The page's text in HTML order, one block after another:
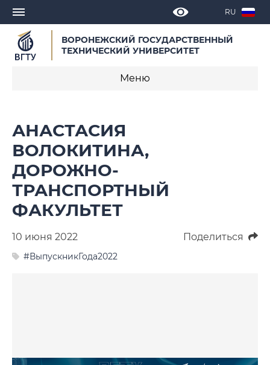
RU
ВОРОНЕЖСКИЙ ГОСУДАРСТВЕННЫЙ
ТЕХНИЧЕСКИЙ УНИВЕРСИТЕТ
Меню
СМИ о нас
Выступления, доклады, интервью
Корпоративные издания
Контакты для СМИ
АНАСТАСИЯ
ВОЛОКИТИНА,
ДОРОЖНО-
ТРАНСПОРТНЫЙ
ФАКУЛЬТЕТ
10 июня 2022 Поделиться
#ВыпускникГода2022